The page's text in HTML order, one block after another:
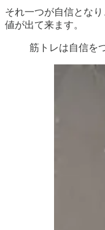
それ一つが自信とな
値が出て来ます。
筋トレは自信を